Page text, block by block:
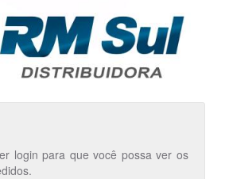
login para que você possa ver os